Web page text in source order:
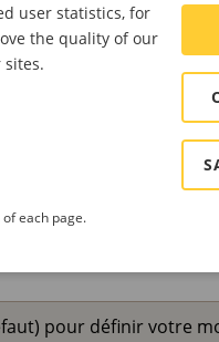
par défaut. Si
le
pour définir votre
user statistics, for
the quality of our
sites.
each page.